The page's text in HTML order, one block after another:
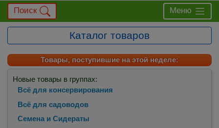
Поиск Меню
Каталог товаров
Товары, поступившие на этой неделе:
Новые товары в группах:
Всё для консервирования
Всё для садоводов
Семена и Сидераты